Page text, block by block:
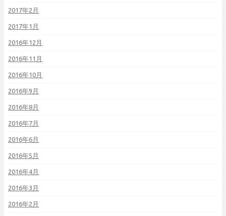
2017年2月
2017年1月
2016年12月
2016年11月
2016年10月
2016年9月
2016年8月
2016年7月
2016年6月
2016年5月
2016年4月
2016年3月
2016年2月